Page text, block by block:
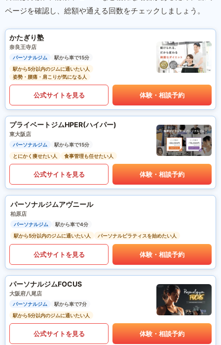
ページを確認し、総額や通える回数をチェックしましょう。
かたぎり塾
奈良王寺店
パーソナルジム
駅から車で15分
駅から5分以内のジムに通いたい人
姿勢・腰痛・肩こりが気になる人
公式サイトを見る 体験・相談予約
プライベートジムHPER(ハイパー)
東大阪店
パーソナルジム
駅から車で15分
とにかく痩せたい人
食事管理も任せたい人
公式サイトを見る 体験・相談予約
パーソナルジムアヴニール
柏原店
パーソナルジム
駅から車で4分
駅から5分以内のジムに通いたい人
パーソナルピラティスを始めたい人
公式サイトを見る 体験・相談予約
パーソナルジムFOCUS
大阪府八尾店
パーソナルジム
駅から車で7分
駅から5分以内のジムに通いたい人
公式サイトを見る 体験・相談予約